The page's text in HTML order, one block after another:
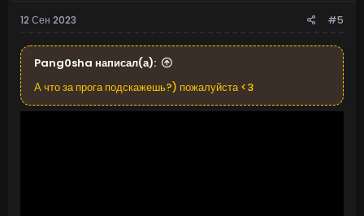
12 Сен 2023 #5
Pang0sha написал(а):
А что за прога подскажешь?) пожалуйста <3